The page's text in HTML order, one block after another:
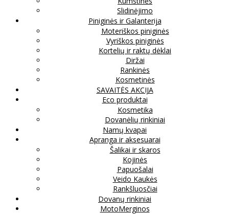
Slidinėjimo
Piniginės ir Galanterija
Moteriškos piniginės
Vyriškos piniginės
Kortelių ir raktų dėklai
Diržai
Rankinės
Kosmetinės
SAVAITĖS AKCIJA
Eco produktai
Kosmetika
Dovanėlių rinkiniai
Namų kvapai
Apranga ir aksesuarai
Šalikai ir skaros
Kojinės
Papuošalai
Veido Kaukės
Rankšluosčiai
Dovanų rinkiniai
MotoMerginos